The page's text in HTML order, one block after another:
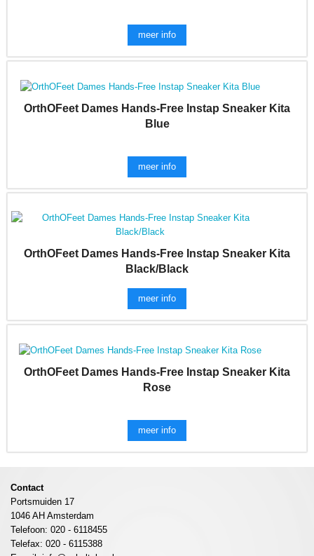
meer info
OrthOFeet Dames Hands-Free Instap Sneaker Kita
Blue
meer info
OrthOFeet Dames Hands-Free Instap Sneaker Kita
Black/Black
meer info
OrthOFeet Dames Hands-Free Instap Sneaker Kita
Rose
meer info
Contact
Portsmuiden 17
1046 AH Amsterdam
Telefoon: 020 - 6118455
Telefax: 020 - 6115388